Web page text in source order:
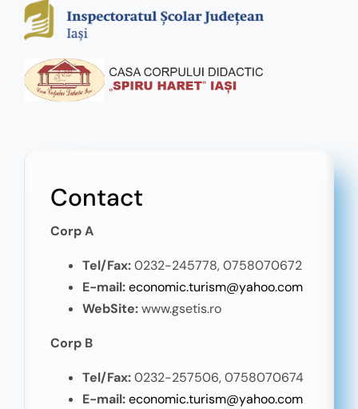
Contact
Corp A
Tel/Fax:0232-245778,0758070672
E-mail:economic.turism@yahoo.com
WebSite:www.gsetis.ro
Corp B
Tel/Fax:0232-257506, 0758070674
E-mail:economic.turism@yahoo.com